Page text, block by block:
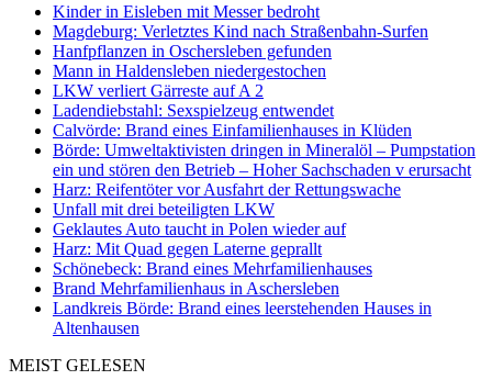
Kinder in Eisleben mit Messer bedroht
Magdeburg: Verletztes Kind nach Straßenbahn-Surfen
Hanfpflanzen in Oschersleben gefunden
Mann in Haldensleben niedergestochen
LKW verliert Gärreste auf A 2
Ladendiebstahl: Sexspielzeug entwendet
Calvörde: Brand eines Einfamilienhauses in Klüden
Börde: Umweltaktivisten dringen in Mineralöl – Pumpstation
ein und stören den Betrieb – Hoher Sachschaden v erursacht
Harz: Reifentöter vor Ausfahrt der Rettungswache
Unfall mit drei beteiligten LKW
Geklautes Auto taucht in Polen wieder auf
Harz: Mit Quad gegen Laterne geprallt
Schönebeck: Brand eines Mehrfamilienhauses
Brand Mehrfamilienhaus in Aschersleben
Landkreis Börde: Brand eines leerstehenden Hauses in
Altenhausen
MEIST GELESEN